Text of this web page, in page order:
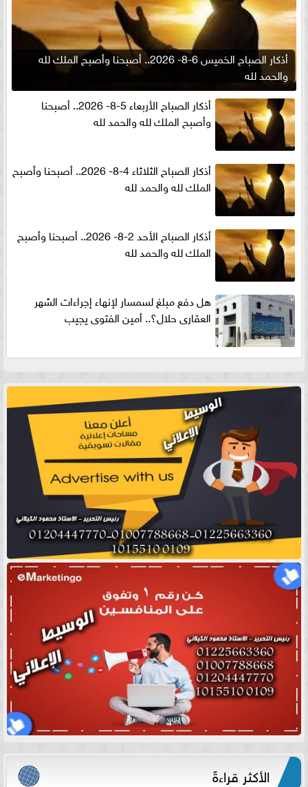
أذكار الصباح الخميس 6-8- 2026.. أصبحنا وأصبح الملك لله
والحمد لله
أذكار الصباح الأربعاء 5-8- 2026.. أصبحنا
وأصبح الملك لله والحمد لله
أذكار الصباح الثلاثاء 4-8- 2026.. أصبحنا وأصبح
الملك لله والحمد لله
أذكار الصباح الأحد 2-8- 2026.. أصبحنا وأصبح
الملك لله والحمد لله
هل دفع مبلغ لسمسار لإنهاء إجراءات الشهر
العقارى حلال؟.. أمين الفتوى يجيب
الأكثر قراءةً